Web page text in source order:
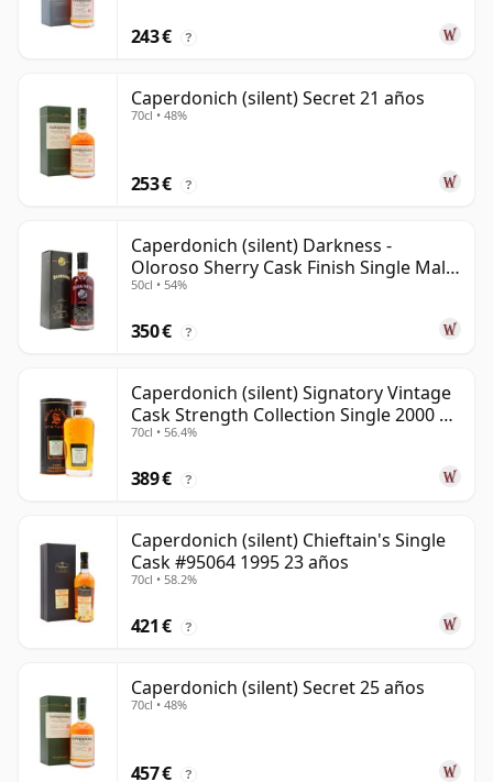
243 € ?
Caperdonich (silent) Secret 21 años
70cl • 48%
253 € ?
Caperdonich (silent) Darkness -
Oloroso Sherry Cask Finish Single Malt
23 años
50cl • 54%
350 € ?
Caperdonich (silent) Signatory Vintage
Cask Strength Collection Single 2000 20
años
70cl • 56.4%
389 € ?
Caperdonich (silent) Chieftain's Single
Cask #95064 1995 23 años
70cl • 58.2%
421 € ?
Caperdonich (silent) Secret 25 años
70cl • 48%
457 € ?